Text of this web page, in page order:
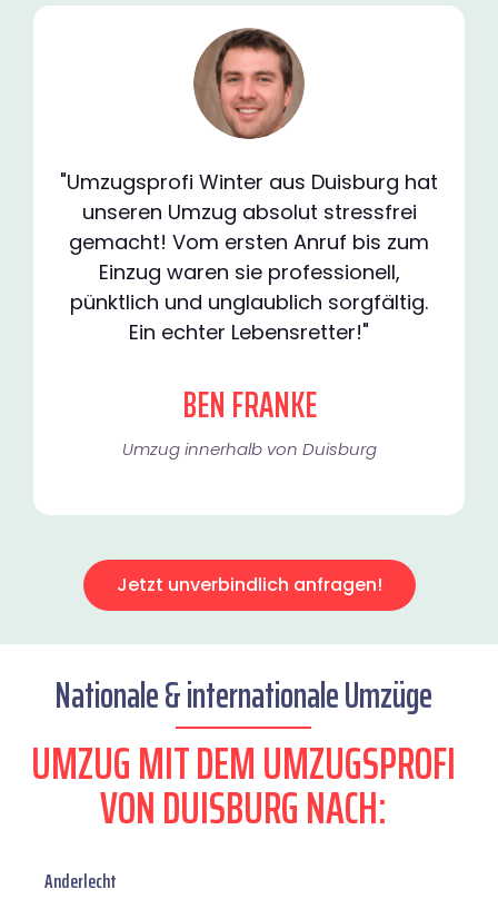
"Umzugsprofi Winter aus Duisburg hat
unseren Umzug absolut stressfrei
gemacht! Vom ersten Anruf bis zum
Einzug waren sie professionell,
pünktlich und unglaublich sorgfältig.
Ein echter Lebensretter!"
BEN FRANKE
Umzug innerhalb von Duisburg​
Jetzt unverbindlich anfragen!
Nationale & internationale Umzüge
UMZUG MIT DEM UMZUGSPROFI
VON DUISBURG NACH:
Anderlecht